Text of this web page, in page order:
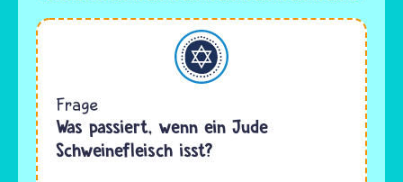
Judentum
Frage
Was passiert, wenn ein Jude
Schweinefleisch isst?